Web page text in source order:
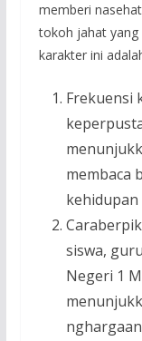
memberi
tokoh jahat yang
karakter ini
Frekuensi
membaca
kehidupan
siswa,
Negeri 1